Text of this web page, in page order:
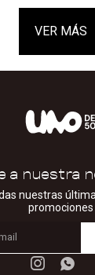
VER MÁS
a nuestra
nuestras
promociones
 